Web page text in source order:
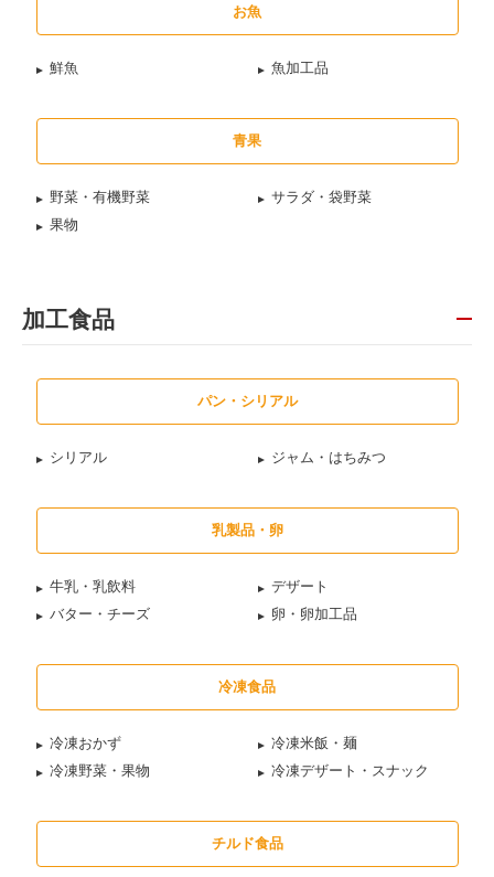
お魚
鮮魚 魚加工品
青果
野菜・有機野菜
サラダ・袋野菜
果物
加工食品
パン・シリアル
シリアル ジャム・はちみつ
乳製品・卵
牛乳・乳飲料
デザート
バター・チーズ
卵・卵加工品
冷凍食品
冷凍おかず
冷凍米飯・麺
冷凍野菜・果物
冷凍デザート・スナック
チルド食品